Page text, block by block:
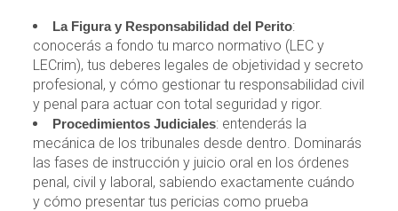
La Figura y Responsabilidad del Perito:
conocerás a fondo tu marco normativo (LEC y
LECrim), tus deberes legales de objetividad y secreto
profesional, y cómo gestionar tu responsabilidad civil
y penal para actuar con total seguridad y rigor.
Procedimientos Judiciales: entenderás la
mecánica de los tribunales desde dentro. Dominarás
las fases de instrucción y juicio oral en los órdenes
penal, civil y laboral, sabiendo exactamente cuándo
y cómo presentar tus pericias como prueba